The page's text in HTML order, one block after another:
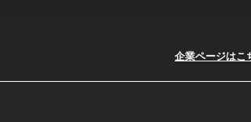
企業ページはこ